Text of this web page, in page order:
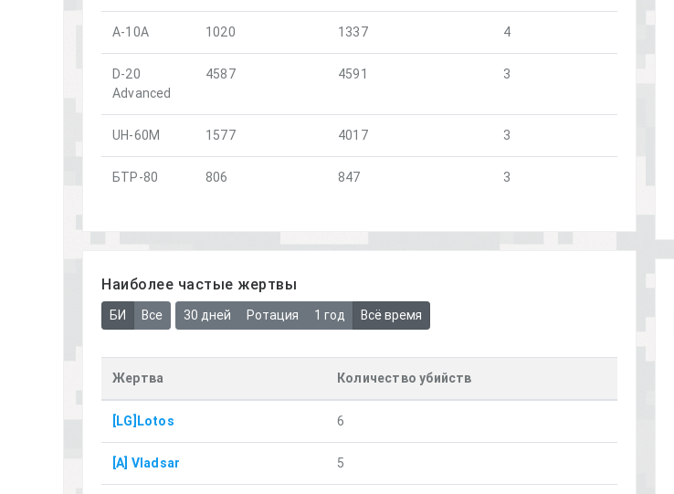
A-10A 1020 1337 4
D-20
Advanced
4587 4591 3
UH-60M 1577 4017 3
БТР-80 806 847 3
Наиболее частые жертвы
БИ Все 30 дней Ротация 1 год Всё время
Жертва Количество убийств
[LG]Lotos 6
[A] Vladsar 5